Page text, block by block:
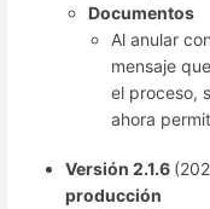
Documentos
Al anular
mensaje
el proceso,
ahora
Versión 2.1.6
producción